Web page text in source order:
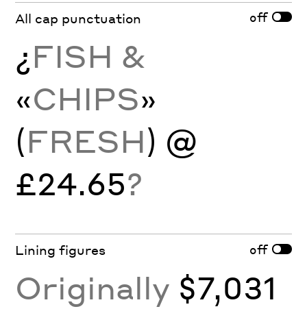
All cap punctuation off
¿FISH &
«CHIPS»
(FRESH) @
£24.65?
Lining figures off
Originally $7,031